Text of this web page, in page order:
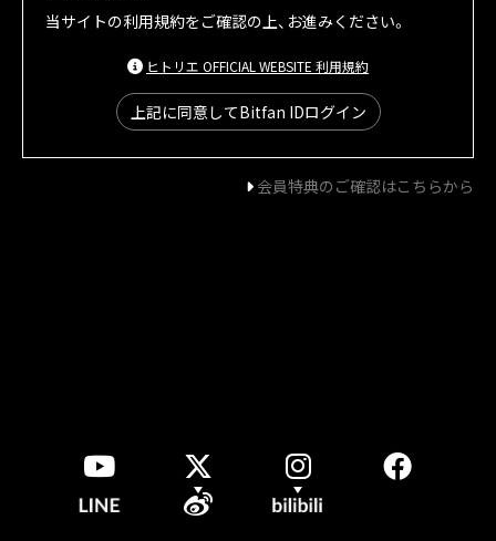
当サイトの利用規約をご確認の上、お進みください。
ヒトリエ OFFICIAL WEBSITE 利用規約
上記に同意してBitfan IDログイン
会員特典のご確認はこちらから